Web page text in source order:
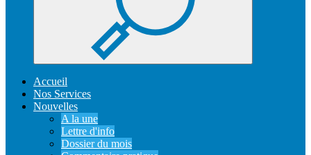
Accueil
Nos Services
Nouvelles
A la une
Lettre d'info
Dossier du mois